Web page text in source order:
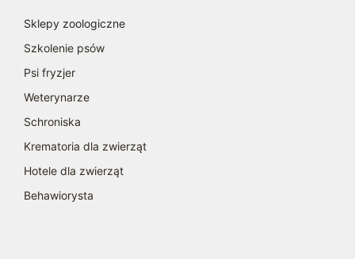
Sklepy zoologiczne
Szkolenie psów
Psi fryzjer
Weterynarze
Schroniska
Krematoria dla zwierząt
Hotele dla zwierząt
Behawiorysta